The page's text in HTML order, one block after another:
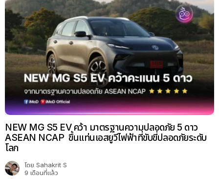
Changan เผย Deepal S07 SUV ไฟฟ้า ได้รับคะแนน
ความปลอดภัยระดับ 5 ดาว จากการทดสอบ Euro NCAP
โดย Sahakrit S
2 ปีที่แล้ว